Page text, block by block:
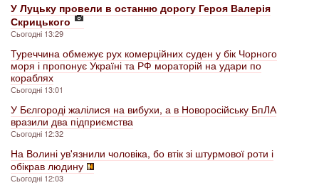
У Луцьку провели в останню дорогу Героя Валерія
Скрицького
Сьогодні 13:29
Туреччина обмежує рух комерційних суден у бік Чорного
моря і пропонує Україні та РФ мораторій на удари по
кораблях
Сьогодні 13:01
У Бєлгороді жалілися на вибухи, а в Новоросійську БпЛА
вразили два підприємства
Сьогодні 12:32
На Волині ув'язнили чоловіка, бо втік зі штурмової роти і
обікрав людину
Сьогодні 12:03